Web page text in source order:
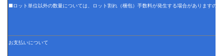
■ロット単位以外の数量については、ロット割れ（梱包）手数料が発生する場合がありますの
お支払いについて